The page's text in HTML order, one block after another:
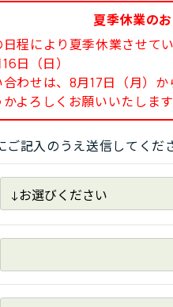
夏季休業の
程により夏季休業させてい
日（日）
わせは、8月17日（月）
よろしくお願いいたします
記入のうえ送信してくだ